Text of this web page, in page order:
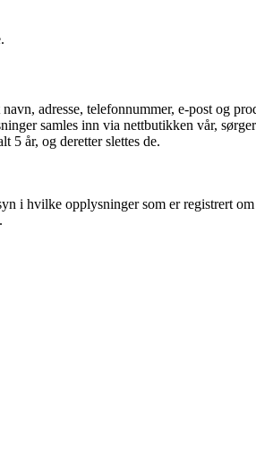
adresse, telefonnummer, e-post og
samles inn via nettbutikken vår,
5 år, og deretter slettes de.
i hvilke opplysninger som er registrert